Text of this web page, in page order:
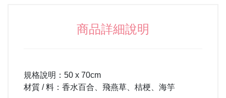
商品詳細說明
規格說明：50 x 70cm
材質 / 料：香水百合、飛燕草、桔梗、海竽